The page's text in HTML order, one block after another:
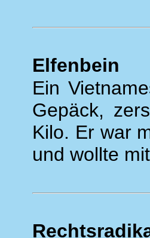
Elfenbein
Ein
Gepäck,
Kilo. Er war
und wollte